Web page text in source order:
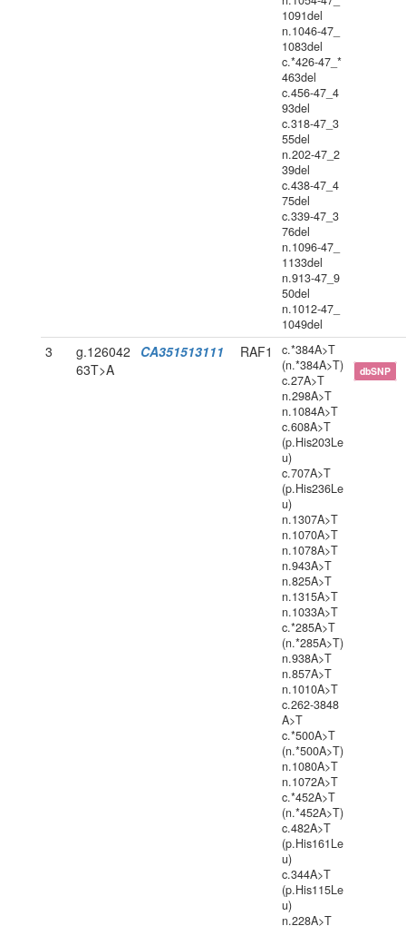
1091del
n.1046-47_
1083del
c.*426-47_*
463del
c.456-47_4
93del
c.318-47_3
55del
n.202-47_2
39del
c.438-47_4
75del
c.339-47_3
76del
n.1096-47_
1133del
n.913-47_9
50del
n.1012-47_
1049del
3
g.126042
63T>A
CA351513111 RAF1
c.*384A>T
(n.*384A>T)
c.27A>T
n.298A>T
n.1084A>T
c.608A>T
(p.His203Le
u)
c.707A>T
(p.His236Le
u)
n.1307A>T
n.1070A>T
n.1078A>T
n.943A>T
n.825A>T
n.1315A>T
n.1033A>T
c.*285A>T
(n.*285A>T)
n.938A>T
n.857A>T
n.1010A>T
c.262-3848
A>T
c.*500A>T
(n.*500A>T)
n.1080A>T
n.1072A>T
c.*452A>T
(n.*452A>T)
c.482A>T
(p.His161Le
u)
c.344A>T
(p.His115Le
u)
n.228A>T
dbSNP